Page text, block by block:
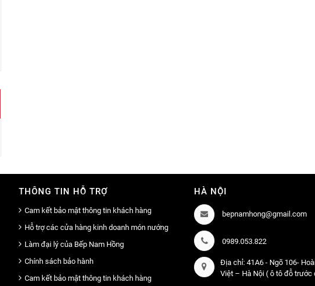
THÔNG TIN HỖ TRỢ
Cam kết bảo mật thông tin khách hàng
Hỗ trợ các cửa hàng kinh doanh món nướng
Làm đại lý của Bếp Nam Hồng
Chính sách bảo hành
Cam kết bảo mật thông tin khách hàng
HÀ NỘI
bepnamhong@gmail.com
0989.053.822
Địa chỉ: 41A6 - Ngõ 106-
Việt – Hà Nội ( ô tô đỗ trước